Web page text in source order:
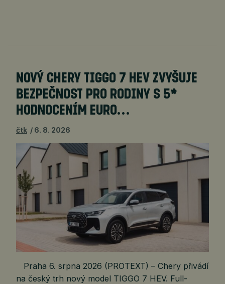
NOVÝ CHERY TIGGO 7 HEV ZVYŠUJE
BEZPEČNOST PRO RODINY S 5*
HODNOCENÍM EURO…
čtk 6. 8. 2026
Praha 6. srpna 2026 (PROTEXT) – Chery přivádí
na český trh nový model TIGGO 7 HEV. Full-